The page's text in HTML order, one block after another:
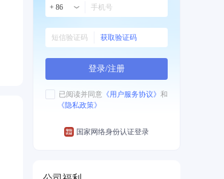
+ 86
获取验证码
登录/注册
已阅读并同意 《用户服务协议》 和
《隐私政策》
国家网络身份认证登录